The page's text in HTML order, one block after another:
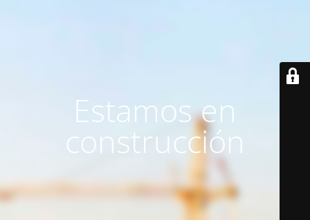
Estamos en
construcción